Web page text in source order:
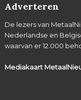
Adverteren
De lezers van
Nederlandse en
waarvan er 12.000
Mediakaart